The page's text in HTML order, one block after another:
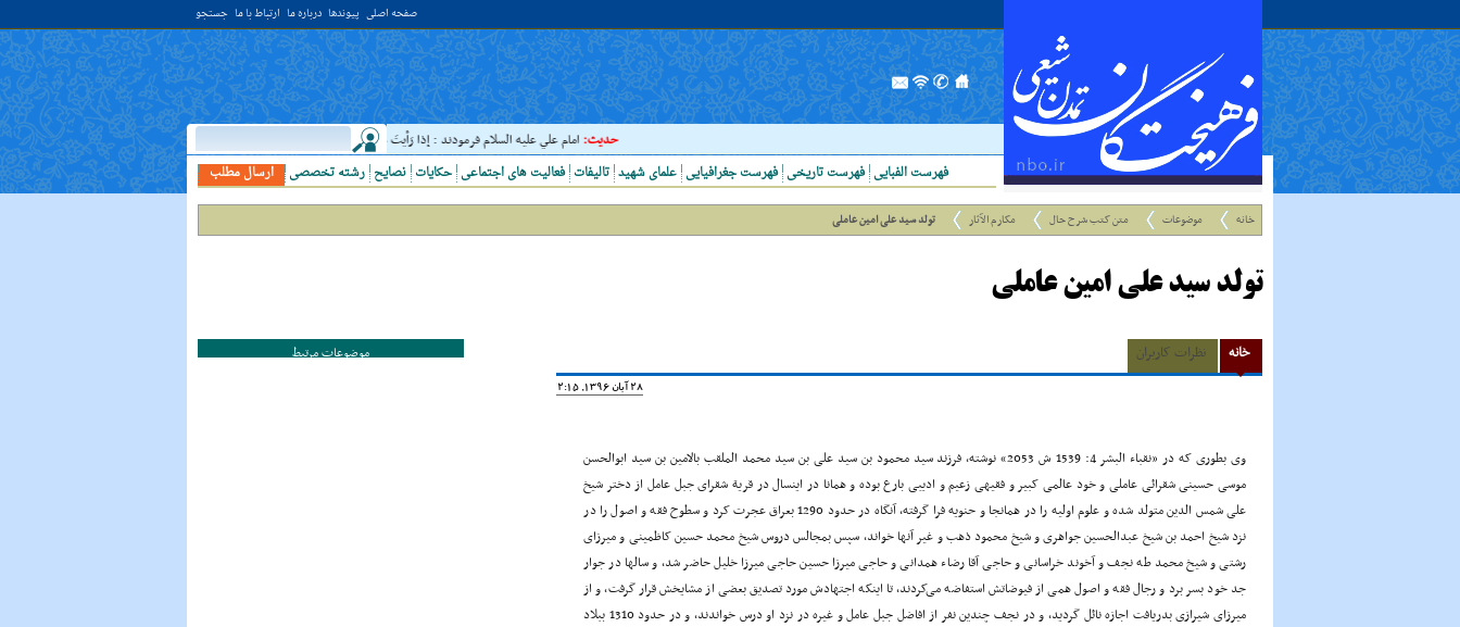
صفحه اصلی پیوندها درباره ما ارتباط با ما جستجو
حدیث:امام علي عليه السلام فرمودند : إذا رَأيتَ عالِما فَکُن لَهُ خادِما ؛ هرگاه دانشمندى ديدى، به او خدمت کن. ( غررالحکم ح ۴۰۴۴ )
ارسال مطلب
رشته تخصصی نصایح حکایات فعالیت های اجتماعی تالیفات علمای شهید فهرست جغرافیایی فهرست تاریخی فهرست الفبایی
خانه موضوعات متن کتب شرح حال مکارم الآثار تولد سید علی امین عاملی
تولد سید علی امین عاملی
خانه نظرات کاربران
28 آبان 1396, 22:15
وی بطوری که در «نقباء البشر 4: 1539 ش 2053» نوشته، فرزند سید محمود بن سید علی بن سید محمد الملقب بالامین بن سید ابوالحسن
موسی حسینی شقرائی عاملی و خود عالمی کبیر و فقیهی زعیم و ادیبی بارع بوده و همانا در اینسال در قریة شقرای جبل عامل از دختر شیخ
علی شمس الدین متولد شده و علوم اولیه را در همانجا و حنویه فرا گرفته، آنگاه در حدود 1290 بعراق عجرت کرد و سطوح فقه و اصول را در
نزد شیخ احمد بن شیخ عبدالحسین جواهری و شیخ محمود ذهب و غیر آنها خواند، سپس بمجالس دروس شیخ محمد حسین کاظمینی و میرزای
رشتی و شیخ محمد طه نجف و آخوند خراسانی و حاجی آقا رضاء همدانی و حاجی میرزا حسین حاجی میرزا خلیل حاضر شد، و سالها در جوار
جد خود بسر برد و رجال فقه و اصول همی از فیوضاتش استفاضه می‌کردند، تا اینکه اجتهادش مورد تصدیق بعضی از مشایخش قرار گرفت، و از
میرزای شیرازی بدریافت اجازه نائل گردید، و در نجف چندین نفر از افاضل جبل عامل و غیره در نزد او درس خواندند، و در حدود 1310 ببلاد
موضوعات مرتبط